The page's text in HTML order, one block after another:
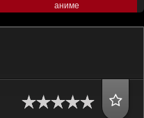
аниме